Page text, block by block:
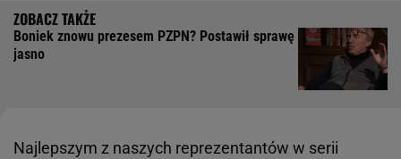
Boniek znowu prezesem PZPN? Postawił sprawę
jasno
Najlepszym z naszych reprezentantów w serii